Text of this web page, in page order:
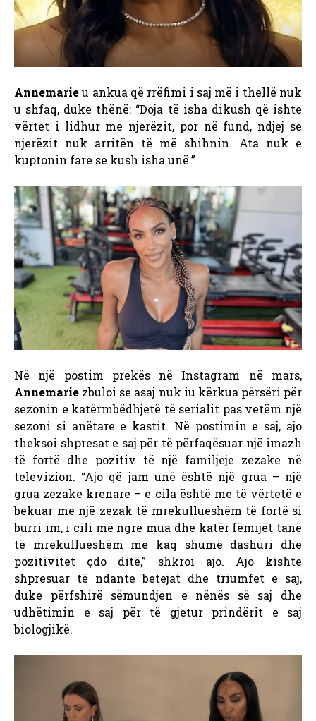
Annemarieu ankua që rrëfimi i saj më i thellë nuk
u shfaq, duke thënë: “Doja të isha dikush që ishte
vërtet i lidhur me njerëzit, por në fund, ndjej se
njerëzit nuk arritën të më shihnin. Ata nuk e
kuptonin fare se kush isha unë.”
Në një postim prekës në Instagram në mars,
Annemarie zbuloi se asaj nuk iu kërkua përsëri për
sezonin e katërmbëdhjetë të serialit pas vetëm një
sezoni si anëtare e kastit. Në postimin e saj, ajo
theksoi shpresat e saj për të përfaqësuar një imazh
të fortë dhe pozitiv të një familjeje zezake në
televizion. “Ajo që jam unë është një grua – një
grua zezake krenare – e cila është me të vërtetë e
bekuar me një zezak të mrekullueshëm të fortë si
burri im, i cili më ngre mua dhe katër fëmijët tanë
të mrekullueshëm me kaq shumë dashuri dhe
pozitivitet çdo ditë,” shkroi ajo. Ajo kishte
shpresuar të ndante betejat dhe triumfet e saj,
duke përfshirë sëmundjen e nënës së saj dhe
udhëtimin e saj për të gjetur prindërit e saj
biologjikë.